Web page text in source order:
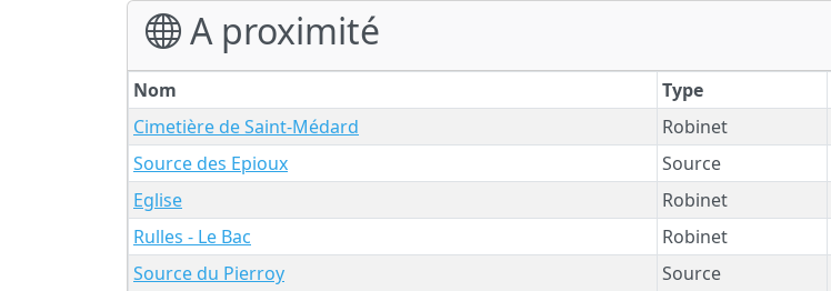
A proximité
Nom Type
Cimetière de Saint-Médard
Robinet
Source des Epioux
Source
Eglise
Robinet
Rulles - Le Bac
Robinet
Source du Pierroy
Source